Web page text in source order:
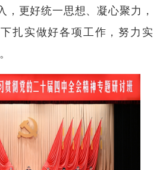
，更好统一思想、凝心聚力，
扎实做好各项工作，努力实